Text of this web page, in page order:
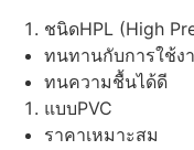
ชนิดHPL (High
ทนทานกับการใช้ง
ทนความชื้นได้ดี
แบบPVC
ราคาเหมาะสม